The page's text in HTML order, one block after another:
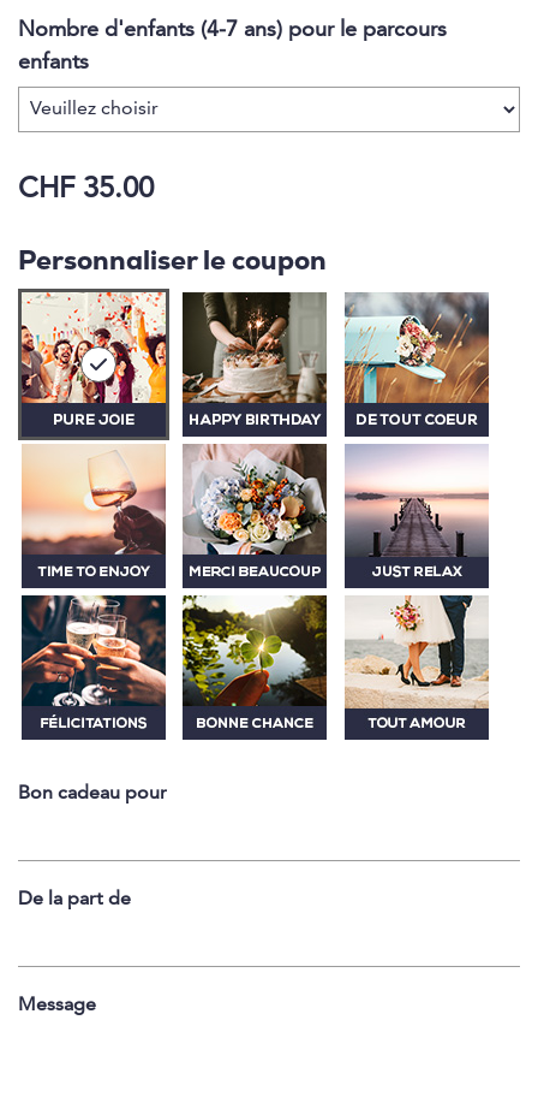
Nombre d'enfants (4-7 ans) pour le parcours
enfants
CHF 35.00
Personnaliser le coupon
Bon cadeau pour
De la part de
Message